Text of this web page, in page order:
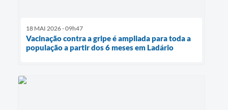
18 MAI 2026 - 09h47
Vacinação contra a gripe é ampliada para toda a
população a partir dos 6 meses em Ladário